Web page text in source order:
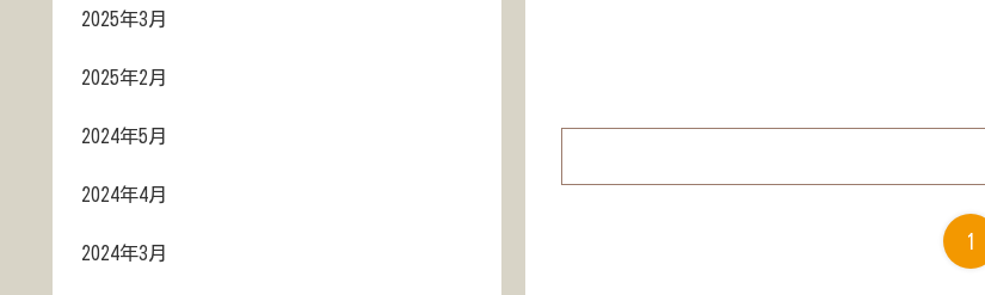
1
2025年3月
2025年2月
2024年5月
2024年4月
2024年3月